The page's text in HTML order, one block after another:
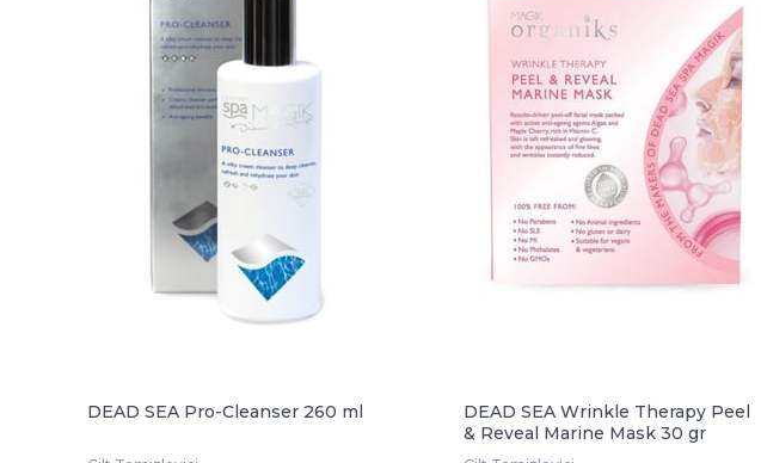
DEAD SEA Pro-Cleanser 260 ml
DEAD SEA Wrinkle Therapy Peel
& Reveal Marine Mask 30 gr